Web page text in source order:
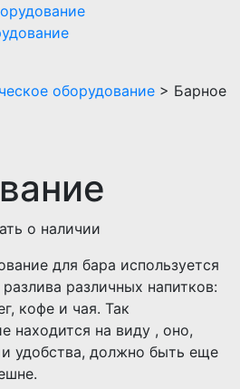
оборудование > Барное
о наличии
для бара используется
различных напитков:
кофе и чая. Так
находится на виду , оно,
удобства, должно быть еще